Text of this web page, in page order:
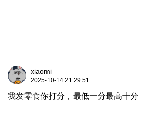
xiaomi
2025-10-14 21:29:51
我发零食你打分，最低一分最高十分